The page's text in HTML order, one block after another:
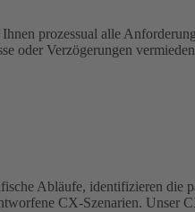
prozessual alle
oder Verzögerungen
Abläufe, identifizieren die
CX-Szenarien. Unser